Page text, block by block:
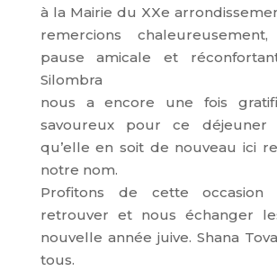
à la Mairie du XXe
remercions
pause amicale et
Silombra
nous a encore une fois
savoureux pour ce déjeuner
qu’elle en soit de nouveau ici
notre nom.
Profitons de cette occasion
retrouver et nous échanger
nouvelle année juive. Shana
tous.